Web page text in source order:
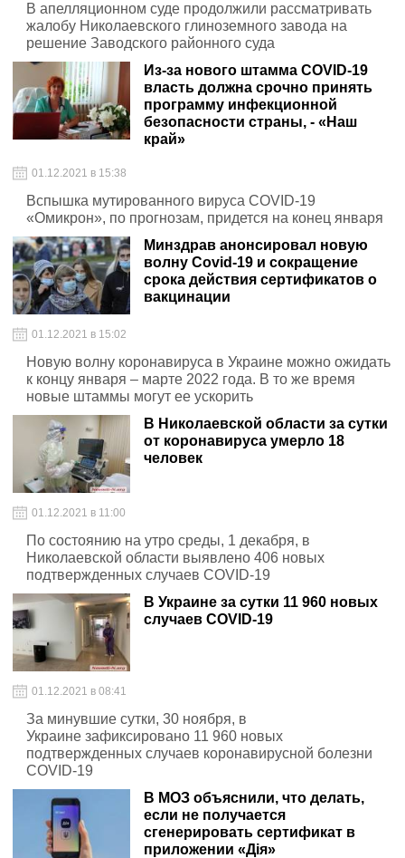
В апелляционном суде продолжили рассматривать
жалобу Николаевского глиноземного завода на
решение Заводского районного суда
Из-за нового штамма COVID-19
власть должна срочно принять
программу инфекционной
безопасности страны, - «Наш
край»
01.12.2021 в 15:38
Вспышка мутированного вируса COVID-19
«Омикрон», по прогнозам, придется на конец января
Минздрав анонсировал новую
волну Covid-19 и сокращение
срока действия сертификатов о
вакцинации
01.12.2021 в 15:02
Новую волну коронавируса в Украине можно ожидать
к концу января – марте 2022 года. В то же время
новые штаммы могут ее ускорить
В Николаевской области за сутки
от коронавируса умерло 18
человек
01.12.2021 в 11:00
По состоянию на утро среды, 1 декабря, в
Николаевской области выявлено 406 новых
подтвержденных случаев COVID-19
В Украине за сутки 11 960 новых
случаев COVID-19
01.12.2021 в 08:41
За минувшие сутки, 30 ноября, в
Украине зафиксировано 11 960 новых
подтвержденных случаев коронавирусной болезни
COVID-19
В МОЗ объяснили, что делать,
если не получается
сгенерировать сертификат в
приложении «Дія»